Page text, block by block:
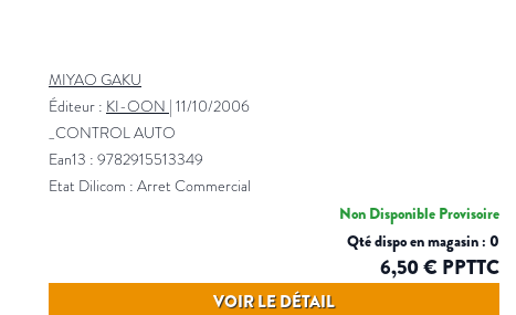
MIYAO GAKU
Éditeur : KI-OON | 11/10/2006
_CONTROL AUTO
Ean13 : 9782915513349
Etat Dilicom : Arret Commercial
Non Disponible Provisoire
Qté dispo en magasin : 0
6,50 € PPTTC
VOIR LE DÉTAIL